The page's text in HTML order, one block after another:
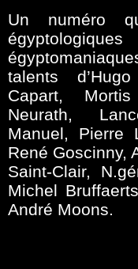
Un numéro
talents
Capart,
Neurath,
Manuel, Pierre
René Goscinny,
Saint-Clair,
Michel
André Moons.